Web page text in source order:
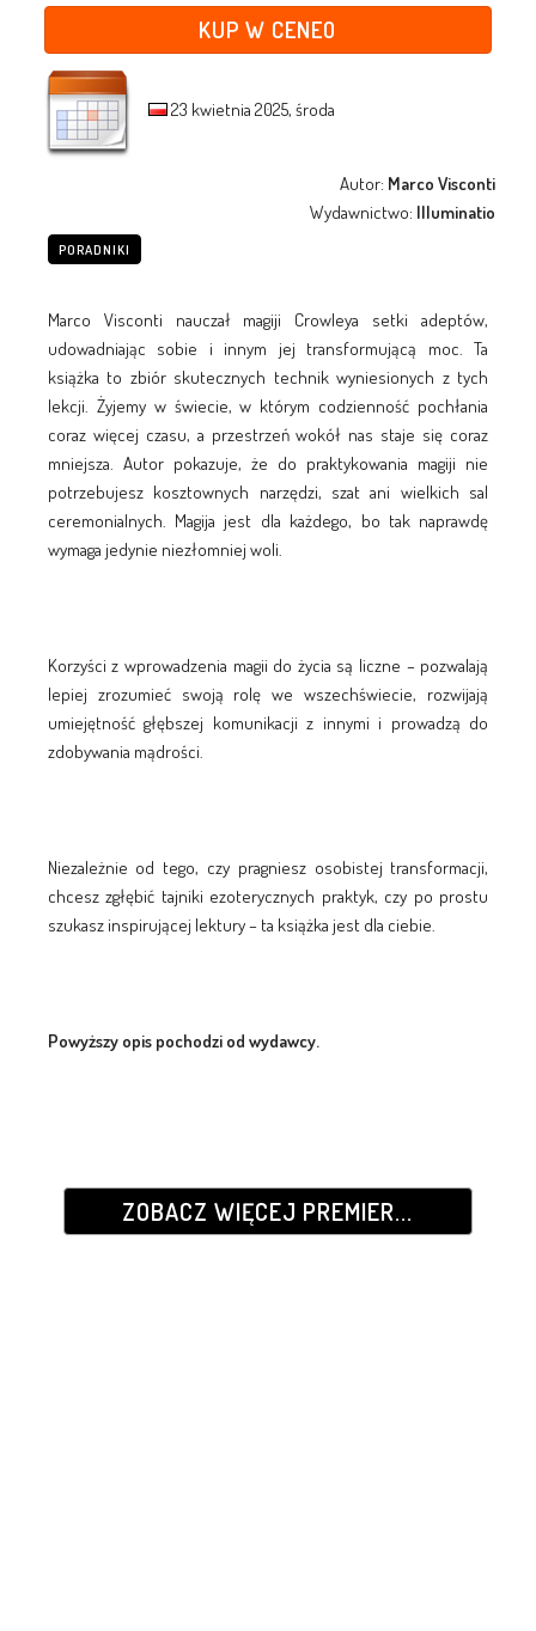
KUP W CENEO
23 kwietnia 2025, środa
Autor: Marco Visconti
Wydawnictwo: Illuminatio
PORADNIKI
Marco Visconti nauczał magiji Crowleya setki adeptów,
udowadniając sobie i innym jej transformującą moc. Ta
książka to zbiór skutecznych technik wyniesionych z tych
lekcji. Żyjemy w świecie, w którym codzienność pochłania
coraz więcej czasu, a przestrzeń wokół nas staje się coraz
mniejsza. Autor pokazuje, że do praktykowania magiji nie
potrzebujesz kosztownych narzędzi, szat ani wielkich sal
ceremonialnych. Magija jest dla każdego, bo tak naprawdę
wymaga jedynie niezłomniej woli.
Korzyści z wprowadzenia magii do życia są liczne – pozwalają
lepiej zrozumieć swoją rolę we wszechświecie, rozwijają
umiejętność głębszej komunikacji z innymi i prowadzą do
zdobywania mądrości.
Niezależnie od tego, czy pragniesz osobistej transformacji,
chcesz zgłębić tajniki ezoterycznych praktyk, czy po prostu
szukasz inspirującej lektury – ta książka jest dla ciebie.
Powyższy opis pochodzi od wydawcy.
ZOBACZ WIĘCEJ PREMIER...